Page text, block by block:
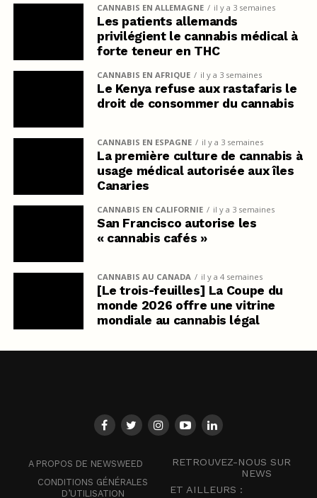
CANNABIS EN ALLEMAGNE il y a 3 semaines
Les patients allemands
privilégient le cannabis médical à
forte teneur en THC
CANNABIS EN AFRIQUE il y a 3 semaines
Le Kenya refuse aux rastafaris le
droit de consommer du cannabis
CANNABIS EN ESPAGNE il y a 3 semaines
La première culture de cannabis à
usage médical autorisée aux îles
Canaries
CANNABIS EN CALIFORNIE il y a 3 semaines
San Francisco autorise les
« cannabis cafés »
CANNABIS AU CANADA il y a 4 semaines
[Le trois-feuilles] La Coupe du
monde 2026 offre une vitrine
mondiale au cannabis légal
A PROPOS DE NEWSWEED
CONDITIONS GÉNÉRALES
D’UTILISATION
RETROUVEZ-NOUS SUR
NEWS
ET AILLEURS :